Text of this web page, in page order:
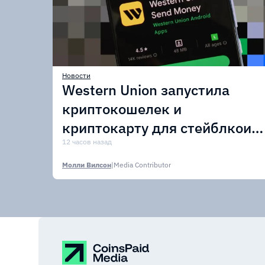
Новости
Western Union запустила
криптокошелек и
криптокарту для
USDPT
12 часов назад
Молли Вилсон|Media Contributor